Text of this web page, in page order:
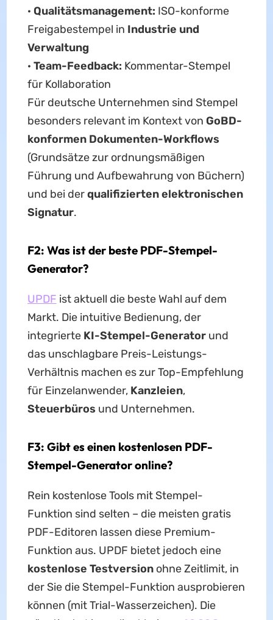
· Qualitätsmanagement: ISO-konforme
Freigabestempel in Industrie und
Verwaltung
· Team-Feedback: Kommentar-Stempel
für Kollaboration
Für deutsche Unternehmen sind Stempel
besonders relevant im Kontext von GoBD-
konformen Dokumenten-Workflows
(Grundsätze zur ordnungsmäßigen
Führung und Aufbewahrung von Büchern)
und bei derqualifizierten elektronischen
Signatur.
F2: Was ist der beste PDF-Stempel-
Generator?
UPDF ist aktuell die beste Wahl auf dem
Markt. Die intuitive Bedienung, der
integrierte KI-Stempel-Generatorund
das unschlagbare Preis-Leistungs-
Verhältnis machen es zur Top-Empfehlung
für Einzelanwender, Kanzleien,
Steuerbüros und Unternehmen.
F3: Gibt es einen kostenlosen PDF-
Stempel-Generator online?
Rein kostenlose Tools mit Stempel-
Funktion sind selten – die meisten gratis
PDF-Editoren lassen diese Premium-
Funktion aus. UPDF bietet jedoch eine
kostenlose Testversionohne Zeitlimit, in
der Sie die Stempel-Funktion ausprobieren
können (mit Trial-Wasserzeichen). Die